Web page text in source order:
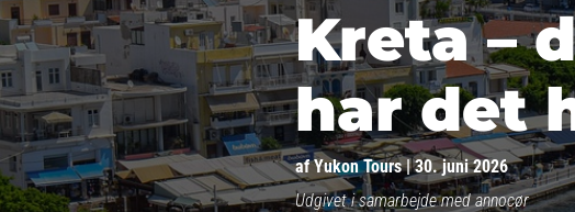
Kreta –
har det
afYukon Tours|30. juni 2026
Udgivet i samarbejde med annocør